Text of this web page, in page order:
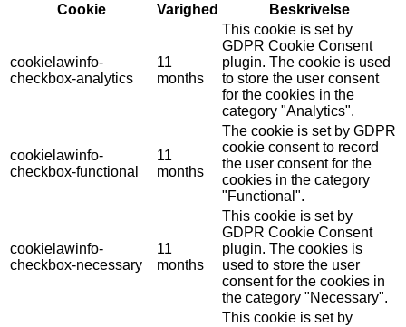
Cookie
Varighed Beskrivelse
cookielawinfo-
checkbox-analytics
11
months
This cookie is set by
GDPR Cookie Consent
plugin. The cookie is used
to store the user consent
for the cookies in the
category "Analytics".
cookielawinfo-
checkbox-functional
11
months
The cookie is set by GDPR
cookie consent to record
the user consent for the
cookies in the category
"Functional".
cookielawinfo-
checkbox-necessary
11
months
This cookie is set by
GDPR Cookie Consent
plugin. The cookies is
used to store the user
consent for the cookies in
the category "Necessary".
This cookie is set by